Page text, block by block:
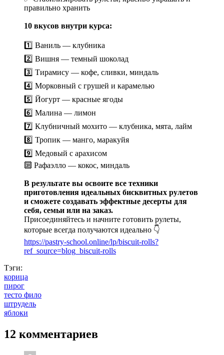
правильно хранить
10 вкусов внутри курса:
1️⃣ Ваниль — клубника
2️⃣ Вишня — темный шоколад
3️⃣ Тирамису — кофе, сливки, миндаль
4️⃣ Морковный с грушей и карамелью
5️⃣ Йогурт — красные ягоды
6️⃣ Малина — лимон
7️⃣ Клубничный мохито — клубника, мята, лайм
8️⃣ Тропик — манго, маракуйя
9️⃣ Медовый с арахисом
🔟 Рафаэлло — кокос, миндаль
В результате вы освоите все техники
приготовления идеальных бисквитных рулетов
и сможете создавать эффектные десерты для
себя, семьи или на заказ.
Присоединяйтесь и начните готовить рулеты,
которые всегда получаются идеально 👇
https://pastry-school.online/lp/biscuit-rolls?
ref_source=blog_biscuit-rolls
Тэги:
корица
пирог
тесто фило
штрудель
яблоки
12 комментариев